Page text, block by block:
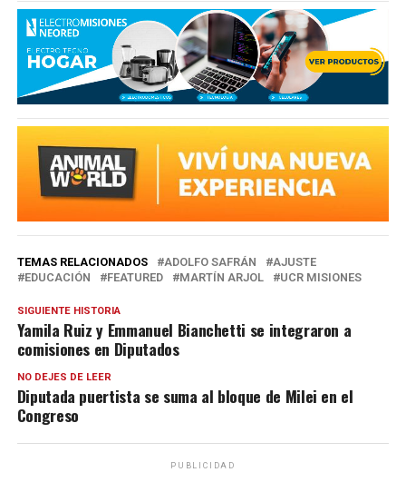
TEMAS RELACIONADOS ADOLFO SAFRÁN
AJUSTE
EDUCACIÓN
FEATURED MARTÍN ARJOL UCR MISIONES
SIGUIENTE HISTORIA
Yamila Ruiz y Emmanuel Bianchetti se integraron a
comisiones en Diputados
NO DEJES DE LEER
Diputada puertista se suma al bloque de Milei en el
Congreso
PUBLICIDAD